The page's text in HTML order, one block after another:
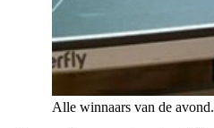
Alle winnaars van de avond.